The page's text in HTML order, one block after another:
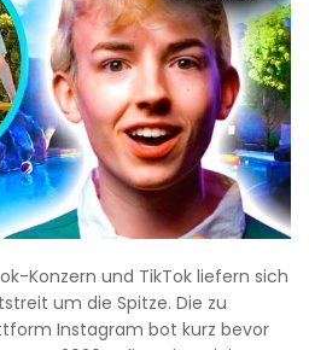
Konzern und TikTok liefern sich
um die Spitze. Die zu
Instagram bot kurz bevor